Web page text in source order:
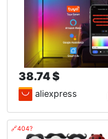
38.74 $
aliexpress
🔗404?